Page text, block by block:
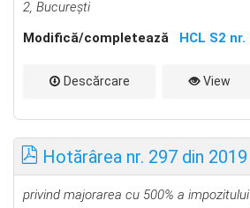
2, Bucureşti
Modifică/completează HCL S2
Descărcare View
Hotărârea nr. 297 din 2019
privind majorarea cu 500% a